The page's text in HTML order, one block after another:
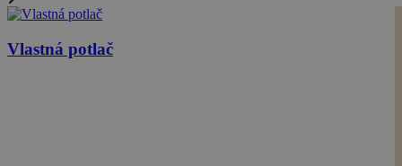
Vlastná potlač